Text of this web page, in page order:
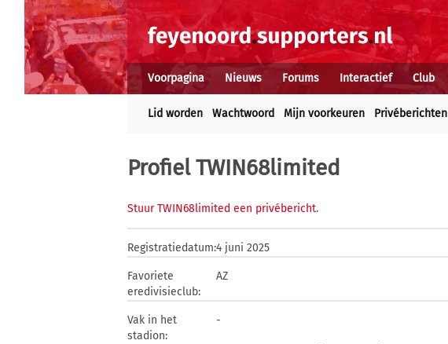
Voorpagina Nieuws Forums Interactief Club
Lid worden Wachtwoord Mijn voorkeuren Privéberichten
Profiel TWIN68limited
Stuur TWIN68limited een privébericht.
Registratiedatum:4 juni 2025
Favoriete
eredivisieclub:
AZ
Vak in het
stadion:
-